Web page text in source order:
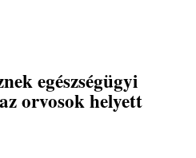
egészségügyi
orvosok helyett